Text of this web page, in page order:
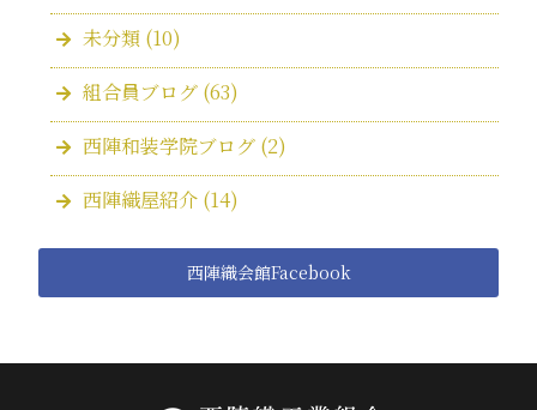
未分類 (10)
組合員ブログ (63)
西陣和装学院ブログ (2)
西陣織屋紹介 (14)
西陣織会館Facebook